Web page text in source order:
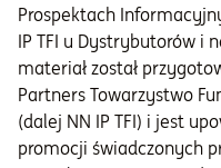
Prospektach
IP TFI u Dystrybutorów i
materiał został
Partners Towarzystwo
(dalej NN IP TFI) i jest
promocji świadczonych